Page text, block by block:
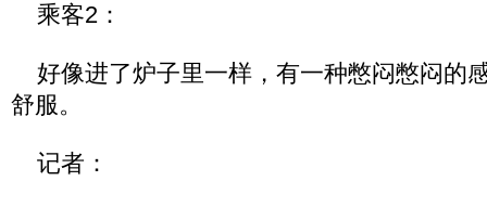
乘客2：
好像进了炉子里一样，有一种憋闷憋闷的
舒服。
记者：